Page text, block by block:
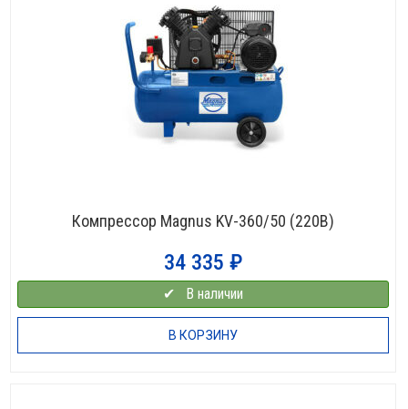
Компрессор Magnus KV-360/50 (220В)
34 335 ₽
✔⠀В наличии
В КОРЗИНУ